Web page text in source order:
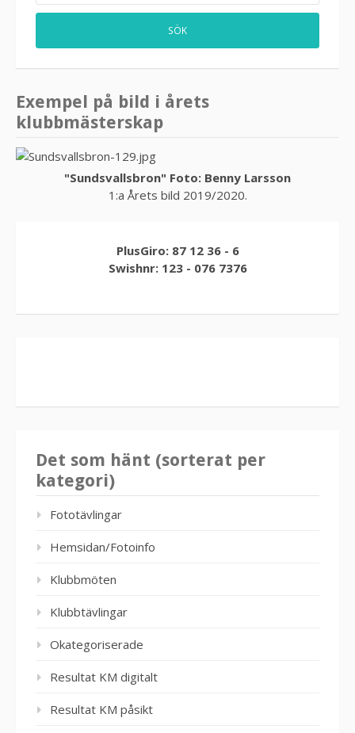
Exempel på bild i årets
klubbmästerskap
"Sundsvallsbron" Foto: Benny Larsson
1:a Årets bild 2019/2020.
PlusGiro: 87 12 36 - 6
Swishnr: 123 - 076 7376
Det som hänt (sorterat per
kategori)
Fototävlingar
Hemsidan/Fotoinfo
Klubbmöten
Klubbtävlingar
Okategoriserade
Resultat KM digitalt
Resultat KM påsikt